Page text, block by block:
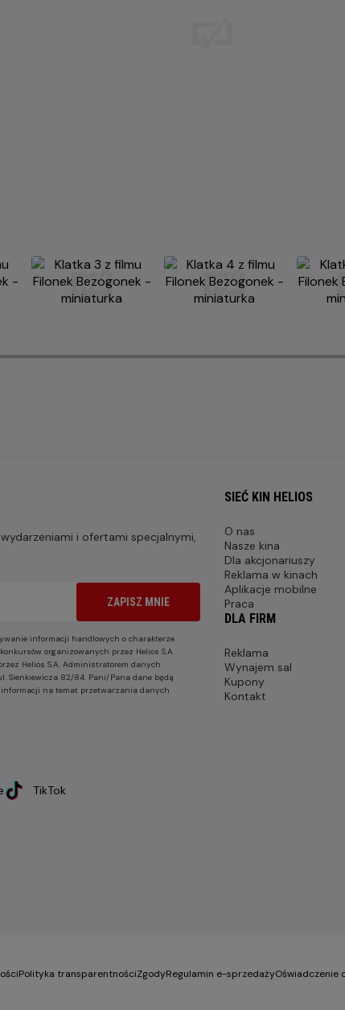
i ofertami specjalnymi,
ZAPISZ MNIE
informacji handlowych o charakterze
organizowanych przez Helios S.A.
Helios S.A. Administratorem danych
Sienkiewicza 82/84. Pani/Pana dane będą
na temat przetwarzania danych
TikTok
SIEĆ KIN HELIOS
O nas
Nasze kina
Dla akcjonariuszy
Reklama w kinach
Aplikacje mobilne
Praca
DLA FIRM
Reklama
Wynajem sal
Kupony
Kontakt
Polityka transparentnościZgodyRegulamin e-sprzedażyOświadczenie